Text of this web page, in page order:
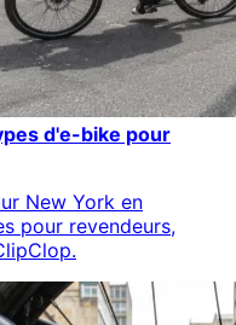
d'e-bike pour
New York en
pour revendeurs,